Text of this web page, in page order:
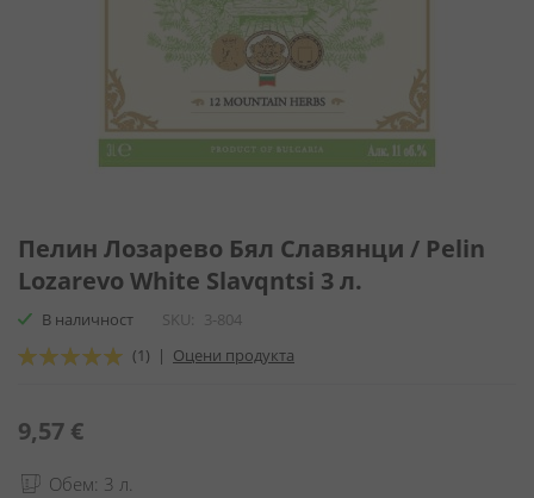
към
на
галерия
снимки
Пелин Лозарево Бял Славянци / Pelin
Lozarevo White Slavqntsi 3 л.
В наличност SKU
3-804
Оценка:
(1) | Оцени продукта
9,57 €
Обем: 3 л.